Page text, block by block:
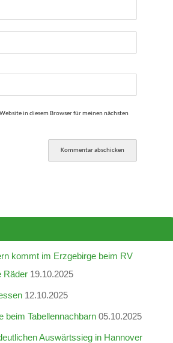
in diesem Browser für meinen nächsten
kommt im Erzgebirge beim RV
Räder 19.10.2025
12.10.2025
beim Tabellennachbarn 05.10.2025
Auswärtssieg in Hannover